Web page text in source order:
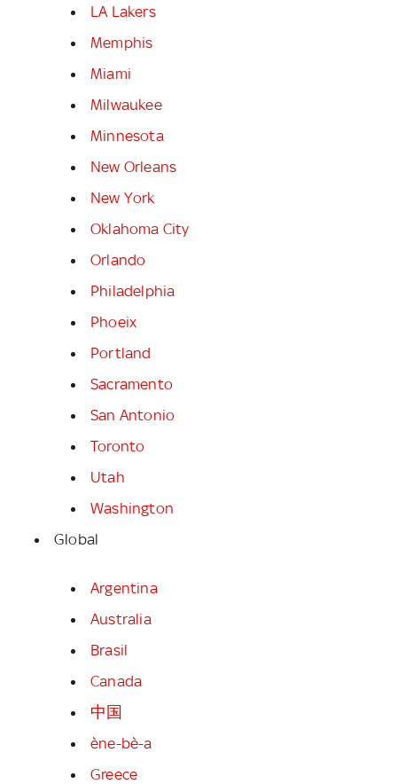
LA Lakers
Memphis
Miami
Milwaukee
Minnesota
New Orleans
New York
Oklahoma City
Orlando
Philadelphia
Phoeix
Portland
Sacramento
San Antonio
Toronto
Utah
Washington
Global
Argentina
Australia
Brasil
Canada
中国
ène-bè-a
Greece